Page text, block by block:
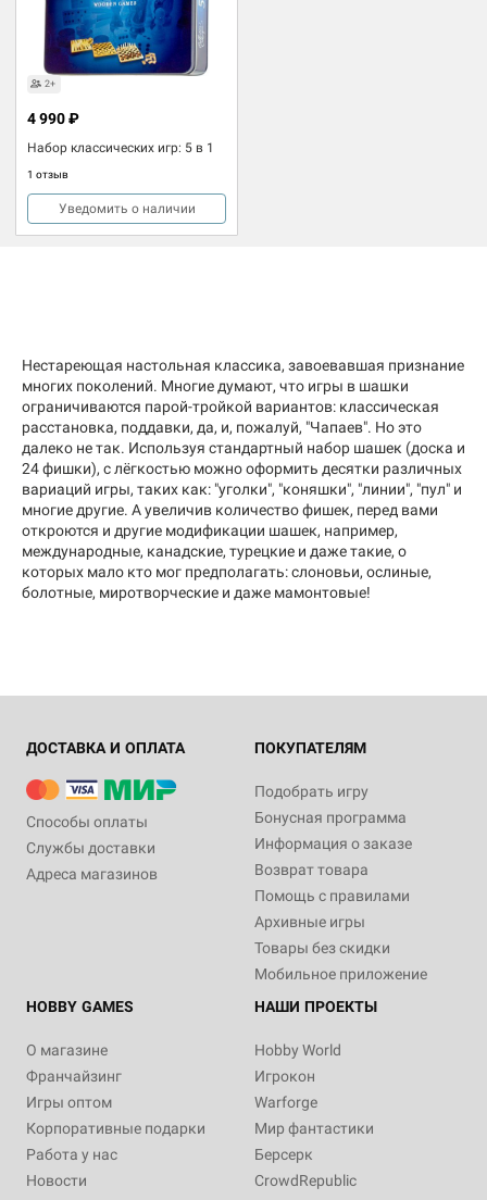
2+
Набор классических игр: 5 в 1
1 отзыв
4 990 ₽
Уведомить о наличии
Нестареющая настольная классика, завоевавшая признание
многих поколений. Многие думают, что игры в шашки
ограничиваются парой-тройкой вариантов: классическая
расстановка, поддавки, да, и, пожалуй, "Чапаев". Но это
далеко не так. Используя стандартный набор шашек (доска и
24 фишки), с лёгкостью можно оформить десятки различных
вариаций игры, таких как: "уголки", "коняшки", "линии", "пул" и
многие другие. А увеличив количество фишек, перед вами
откроются и другие модификации шашек, например,
международные, канадские, турецкие и даже такие, о
которых мало кто мог предполагать: слоновьи, ослиные,
болотные, миротворческие и даже мамонтовые!
ДОСТАВКА И ОПЛАТА
Способы оплаты
Службы доставки
Адреса магазинов
ПОКУПАТЕЛЯМ
Подобрать игру
Бонусная программа
Информация о заказе
Возврат товара
Помощь с правилами
Архивные игры
Товары без скидки
Мобильное приложение
HOBBY GAMES
О магазине
Франчайзинг
Игры оптом
Корпоративные подарки
Работа у нас
Новости
НАШИ ПРОЕКТЫ
Hobby World
Игрокон
Warforge
Мир фантастики
Берсерк
CrowdRepublic